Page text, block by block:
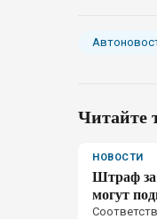
Читайте
НОВОСТИ
Штраф за
могут